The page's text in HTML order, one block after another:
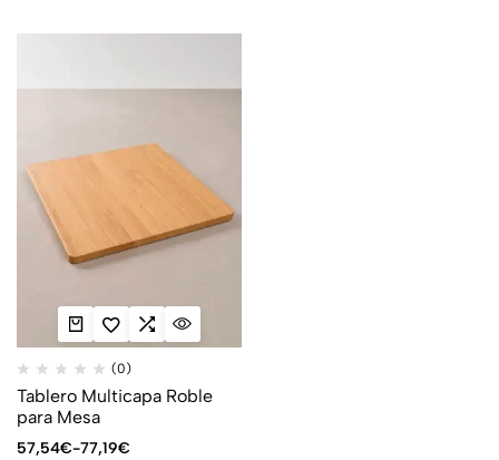
(0)
Tablero Multicapa Roble
para Mesa
57,54€-77,19€